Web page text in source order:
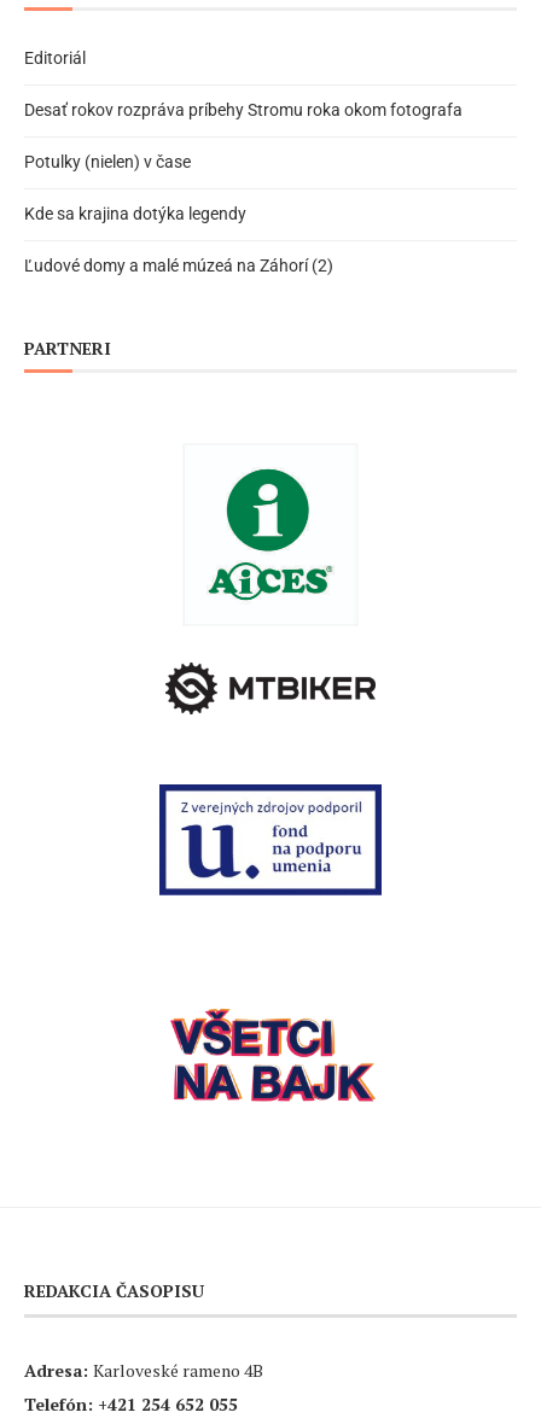
Editoriál
Desať rokov rozpráva príbehy Stromu roka okom fotografa
Potulky (nielen) v čase
Kde sa krajina dotýka legendy
Ľudové domy a malé múzeá na Záhorí (2)
PARTNERI
REDAKCIA ČASOPISU
Adresa: Karloveské rameno 4B
Telefón: +421 254 652 055